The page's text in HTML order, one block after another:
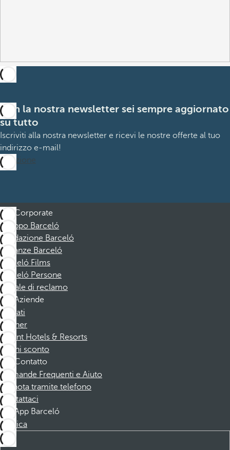
Con la nostra newsletter sei sempre aggiornato
su tutto
Iscriviti alla nostra newsletter e ricevi le nostre offerte al tuo
indirizzo e-mail!
Iscrizione
Corporate
Gruppo Barceló
Fondazione Barceló
Vacanze Barceló
Barceló Films
Barceló Persone
Canale di reclamo
Aziende
Affiliati
Partner
Dorint Hotels & Resorts
Buoni sconto
Contatto
Domande Frequenti e Aiuto
Prenota tramite telefono
Contattaci
App Barceló
Scarica